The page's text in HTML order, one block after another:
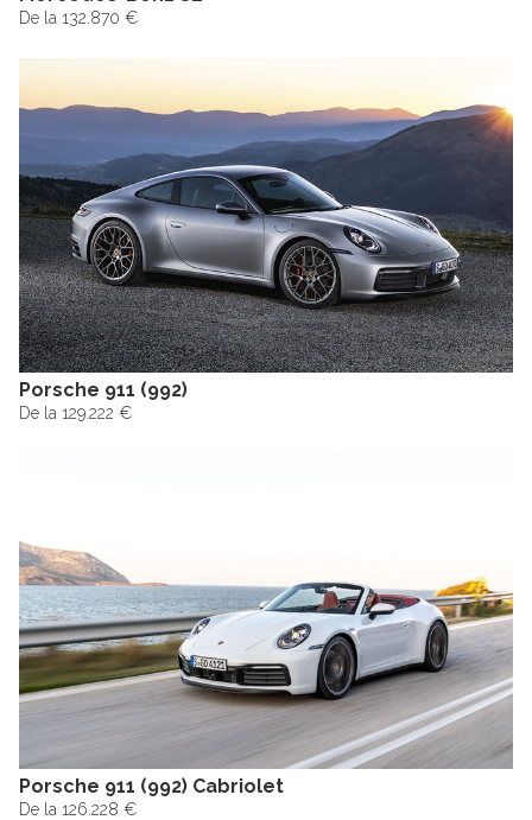
De la 132.870 €
Porsche 911 (992)
De la 129.222 €
Porsche 911 (992) Cabriolet
De la 126.228 €